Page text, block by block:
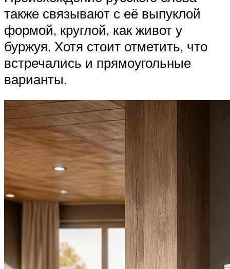
также связывают с её выпуклой
формой, круглой, как живот у
буржуя. Хотя стоит отметить, что
встречались и прямоугольные
варианты.